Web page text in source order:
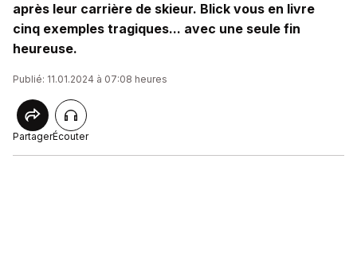
après leur carrière de skieur. Blick vous en livre
cinq exemples tragiques... avec une seule fin
heureuse.
Publié: 11.01.2024 à 07:08 heures
PartagerÉcouter